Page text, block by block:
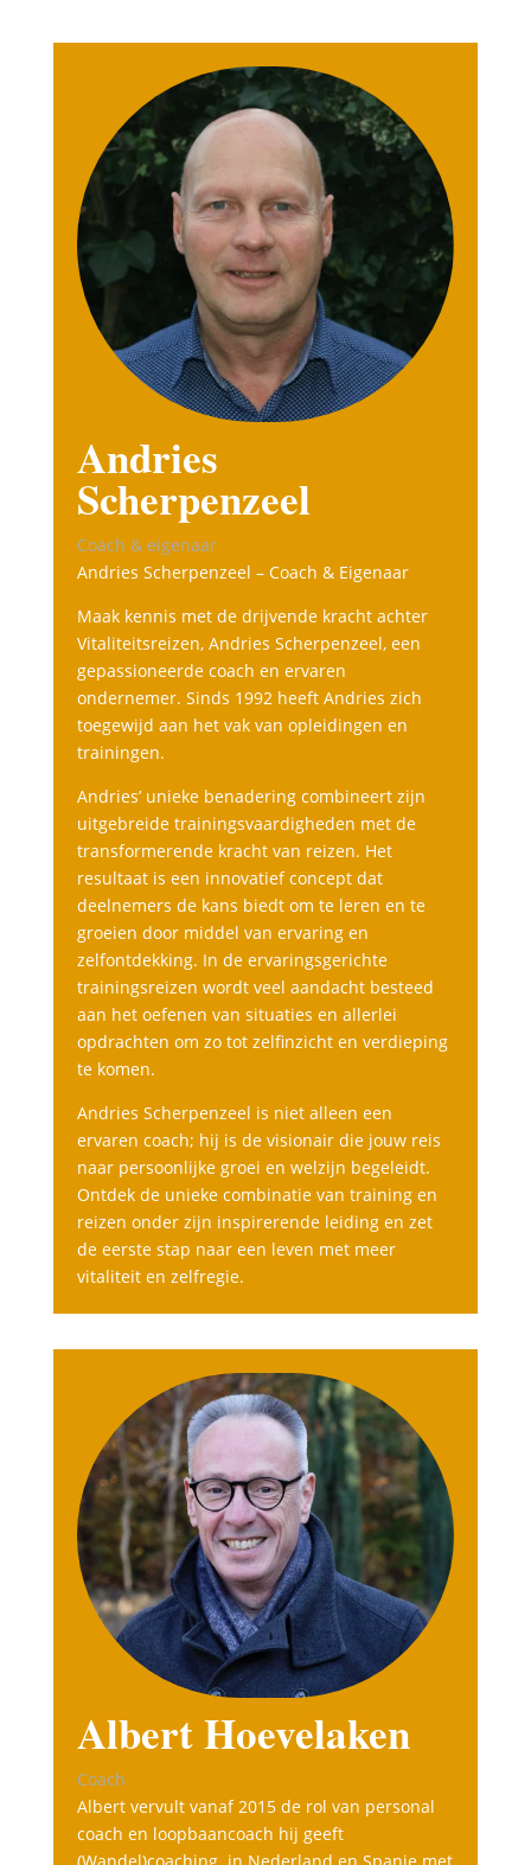
Andries
Scherpenzeel
Coach & eigenaar
Andries Scherpenzeel – Coach & Eigenaar
Maak kennis met de drijvende kracht achter
Vitaliteitsreizen, Andries Scherpenzeel, een
gepassioneerde coach en ervaren
ondernemer. Sinds 1992 heeft Andries zich
toegewijd aan het vak van opleidingen en
trainingen.
Andries’ unieke benadering combineert zijn
uitgebreide trainingsvaardigheden met de
transformerende kracht van reizen. Het
resultaat is een innovatief concept dat
deelnemers de kans biedt om te leren en te
groeien door middel van ervaring en
zelfontdekking. In de ervaringsgerichte
trainingsreizen wordt veel aandacht besteed
aan het oefenen van situaties en allerlei
opdrachten om zo tot zelfinzicht en verdieping
te komen.
Andries Scherpenzeel is niet alleen een
ervaren coach; hij is de visionair die jouw reis
naar persoonlijke groei en welzijn begeleidt.
Ontdek de unieke combinatie van training en
reizen onder zijn inspirerende leiding en zet
de eerste stap naar een leven met meer
vitaliteit en zelfregie.
Albert Hoevelaken
Coach
Albert vervult vanaf 2015 de rol van personal
coach en loopbaancoach hij geeft